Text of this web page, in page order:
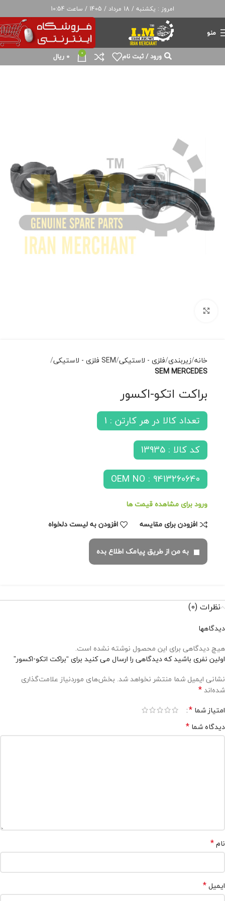
امروز : یکشنبه / 18 مرداد / 1405 / ساعت 10:54
منو
ورود / ثبت نام 0
0 ریال
خانه زیربندی فلزی - لاستیکی SEM فلزی - لاستیکی
SEM MERCEDES
براکت اتکو-اکسور
تعداد کالا در هر کارتن : 1
کد کالا : 13935
OEM NO : 9413260640
ورود برای مشاهده قیمت ها
افزودن برای مقایسه
افزودن به لیست دلخواه
به من از طریق پیامک اطلاع بده
نظرات (0)
دیدگاهها
هیچ دیدگاهی برای این محصول نوشته نشده است.
اولین نفری باشید که دیدگاهی را ارسال می کنید برای “براکت اتکو-اکسور”
نشانی ایمیل شما منتشر نخواهد شد. بخش‌های موردنیاز علامت‌گذاری
شده‌اند*
امتیاز شما *
دیدگاه شما *
نام*
ایمیل*